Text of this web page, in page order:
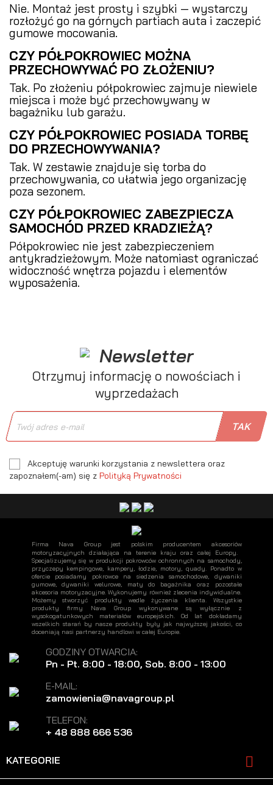
Nie. Montaż jest prosty i szybki — wystarczy
rozłożyć go na górnych partiach auta i zaczepić
gumowe mocowania.
CZY PÓŁPOKROWIEC MOŻNA
PRZECHOWYWAĆ PO ZŁOŻENIU?
Tak. Po złożeniu półpokrowiec zajmuje niewiele
miejsca i może być przechowywany w
bagażniku lub garażu.
CZY PÓŁPOKROWIEC POSIADA TORBĘ
DO PRZECHOWYWANIA?
Tak. W zestawie znajduje się torba do
przechowywania, co ułatwia jego organizację
poza sezonem.
CZY PÓŁPOKROWIEC ZABEZPIECZA
SAMOCHÓD PRZED KRADZIEŻĄ?
Półpokrowiec nie jest zabezpieczeniem
antykradzieżowym. Może natomiast ograniczać
widoczność wnętrza pojazdu i elementów
wyposażenia.
Newsletter
Otrzymuj informację o nowościach i
wyprzedażach
Akceptuję warunki korzystania z newslettera oraz
zapoznałem(-am) się z Polityką Prywatności
Firma Nava Group jest polskim producentem akcesoriów
motoryzacyjnych działająca na terenie kraju oraz całej Europy.
Specjalizujemy się w produkcji pokrowców ochronnych na samochody,
przyczepy kempingowe, kampery, łodzie, motory, quady. Ponadto w
ofercie posiadamy pokrowce na siedzenia samochodowe, dywaniki
gumowe, dywaniki welurowe, maty do bagażnika oraz pozostałe
akcesoria motoryzacyjne. Wykonujemy również zlecenia indywidualne.
Możemy stworzyć produkty wedle życzenia klienta. Wszystkie
produkty firmy Nava Group wykonywane są wyłącznie z
wysokogatunkowych materiałów europejskich. Od lat dokładamy
wszelkich starań by nasze produkty były jak najwyższej jakości, co
doceniają nasi partnerzy handlowi w całej Europie.
GODZINY OTWARCIA:
Pn - Pt. 8:00 - 18:00, Sob. 8:00 - 13:00
E-MAIL:
zamowienia@navagroup.pl
TELEFON:
+ 48 888 666 536
KATEGORIE
